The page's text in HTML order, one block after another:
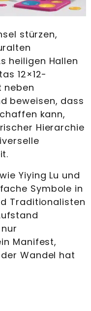
stürzen,
heiligen Hallen
12×12-
neben
beweisen, dass
kann,
Hierarchie
Yiying Lu und
Symbole in
Traditionalisten
Manifest,
Wandel hat